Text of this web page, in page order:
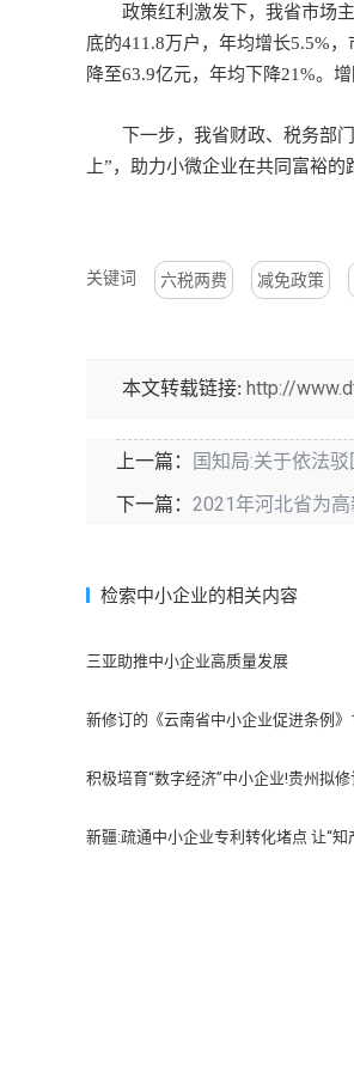
政策红利激发下，我省市场主
底的411.8万户，年均增长5.5%
降至63.9亿元，年均下降21%。
下一步，我省财政、税务部门
上”，助力小微企业在共同富裕的
关键词 六税两费 减免政策
本文转载链接: http://
上一篇： 国知局:关于依法
下一篇： 2021年河北省为
检索中小企业的相关内容
三亚助推中小企业高质量发展
新修订的《云南省中小企业促进条例》
积极培育“数字经济”中小企业!贵州拟
新疆:疏通中小企业专利转化堵点 让“知